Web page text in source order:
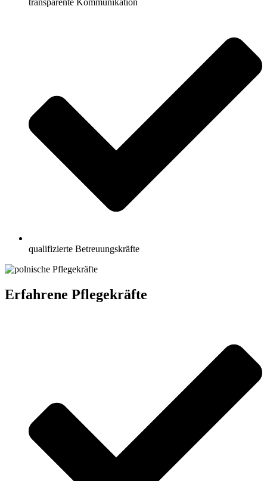
transparente Kommunikation
qualifizierte Betreuungskräfte
Erfahrene Pflegekräfte